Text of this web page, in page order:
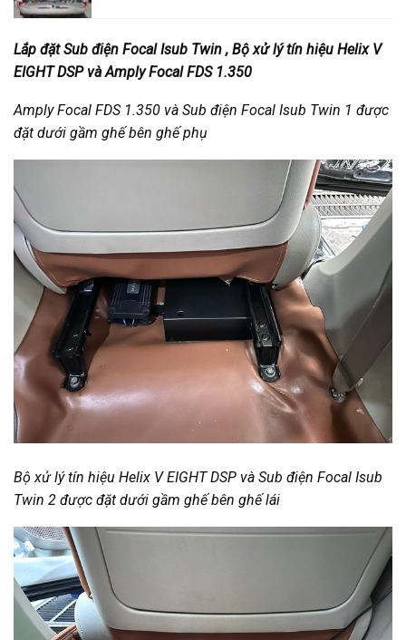
Lắp đặt Sub điện Focal Isub Twin , Bộ xử lý tín hiệu Helix V
EIGHT DSP và Amply Focal FDS 1.350
Amply Focal FDS 1.350 và Sub điện Focal Isub Twin 1 được
đặt dưới gầm ghế bên ghế phụ
Bộ xử lý tín hiệu Helix V EIGHT DSP và Sub điện Focal Isub
Twin 2 được đặt dưới gầm ghế bên ghế lái